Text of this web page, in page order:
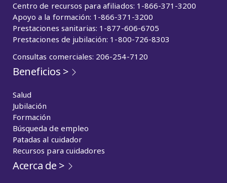
Centro de recursos para afiliados: 1-866-371-3200
Apoyo a la formación: 1-866-371-3200
Prestaciones sanitarias: 1-877-606-6705
Prestaciones de jubilación: 1-800-726-8303
Consultas comerciales: 206-254-7120
Beneficios >
Salud
Jubilación
Formación
Búsqueda de empleo
Patadas al cuidador
Recursos para cuidadores
Acerca de >